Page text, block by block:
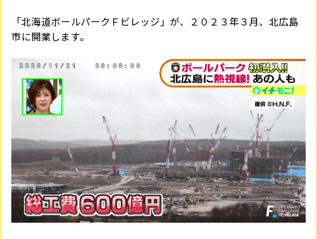
「北海道ボールパークＦビレッジ」が、２０２３年３月、北広島
市に開業します。